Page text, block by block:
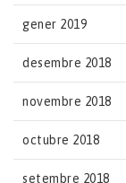
gener 2019
desembre 2018
novembre 2018
octubre 2018
setembre 2018